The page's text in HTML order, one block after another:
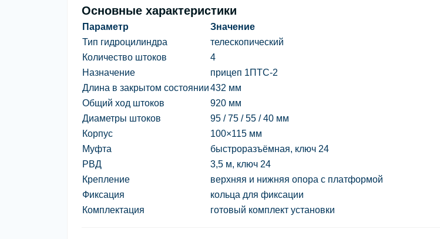
Основные характеристики
Параметр
Значение
Тип гидроцилиндра
телескопический
Количество штоков
4
Назначение
прицеп 1ПТС-2
Длина в закрытом состоянии432 мм
Общий ход штоков
920 мм
Диаметры штоков
95 / 75 / 55 / 40 мм
Корпус
100×115 мм
Муфта
быстроразъёмная, ключ 24
РВД
3,5 м, ключ 24
Крепление
верхняя и нижняя опора с платформой
Фиксация
кольца для фиксации
Комплектация
готовый комплект установки